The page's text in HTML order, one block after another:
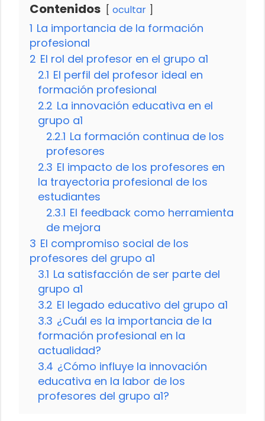
Contenidos ocultar
1 La importancia de la formación
profesional
2 El rol del profesor en el grupo a1
2.1 El perfil del profesor ideal en
formación profesional
2.2 La innovación educativa en el
grupo a1
2.2.1 La formación continua de los
profesores
2.3 El impacto de los profesores en
la trayectoria profesional de los
estudiantes
2.3.1 El feedback como herramienta
de mejora
3 El compromiso social de los
profesores del grupo a1
3.1 La satisfacción de ser parte del
grupo a1
3.2 El legado educativo del grupo a1
3.3 ¿Cuál es la importancia de la
formación profesional en la
actualidad?
3.4 ¿Cómo influye la innovación
educativa en la labor de los
profesores del grupo a1?